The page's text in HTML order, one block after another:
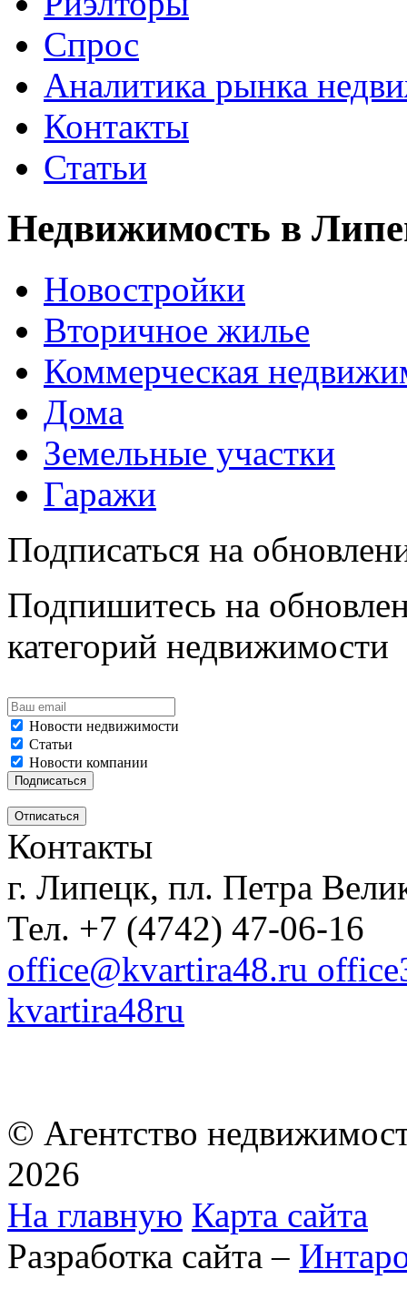
Спрос
Аналитика рынка
Контакты
Статьи
Недвижимость в
Новостройки
Вторичное жилье
Коммерческая
Дома
Земельные участки
Гаражи
Подписаться на
Подпишитесь на
категорий недвижимости
Новости недвижимости
Статьи
Новости компании
Контакты
г. Липецк, пл. Петра
Тел. +7 (4742) 47-06-16
office@kvartira48.ru
kvartira48ru
© Агентство
2026
На главную Карта сайта
Разработка сайта –